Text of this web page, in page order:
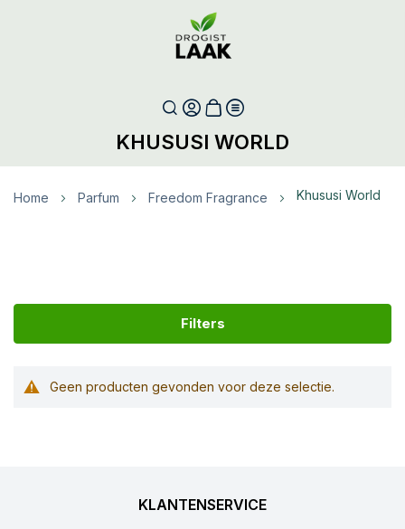
KHUSUSI WORLD
Home Parfum Freedom Fragrance Khususi World
Filters
Geen producten gevonden voor deze selectie.
KLANTENSERVICE